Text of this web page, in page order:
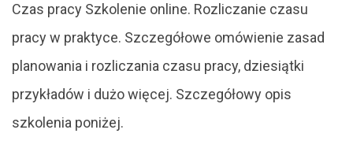
Czas pracy Szkolenie online. Rozliczanie czasu
pracy w praktyce. Szczegółowe omówienie zasad
planowania i rozliczania czasu pracy, dziesiątki
przykładów i dużo więcej. Szczegółowy opis
szkolenia poniżej.